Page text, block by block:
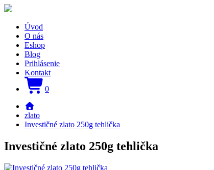
Úvod
O nás
Eshop
Blog
Prihlásenie
Kontakt
0
zlato
Investičné zlato 250g tehlička
Investičné zlato 250g tehlička